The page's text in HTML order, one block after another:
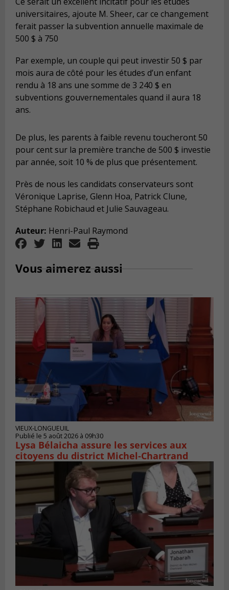
universitaires, ajoute M. Sheer, car ce changement
ferait passer la subvention annuelle maximale de
500 $ à 750
Par exemple, un couple qui peut investir 50 $ par
mois aura de côté pour les études d’un enfant
rendu à 18 ans une somme de 3 240 $ en
subventions gouvernementales quand il aura 18
ans.
De plus, les parents à faible revenu toucheront 50
pour cent sur la première tranche de 500 $ investie
par année, soit 10 % de plus que présentement.
Près de nous les candidats conservateurs sont
Véronique Laprise, Glenn Hoa, Patrick Clune,
Stéphane Robichaud et Julie Sauvageau.
Auteur: Henri-Paul Raymond
Vous aimerez aussi
VIEUX-LONGUEUIL
Publié le 5 août 2026 à 09h30
Lysa Bélaicha assure les services aux
citoyens du district Michel‑Chartrand